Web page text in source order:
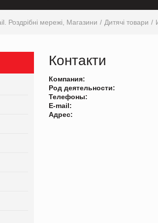
Роздрібні мережі, Магазини Дитячі товари
Контакти
Компания:
Род деятельности:
Телефоны:
E-mail:
Адрес: